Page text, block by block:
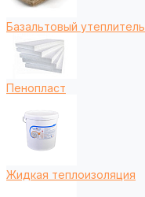
Базальтовый утеплитель
Пенопласт
Жидкая теплоизоляция